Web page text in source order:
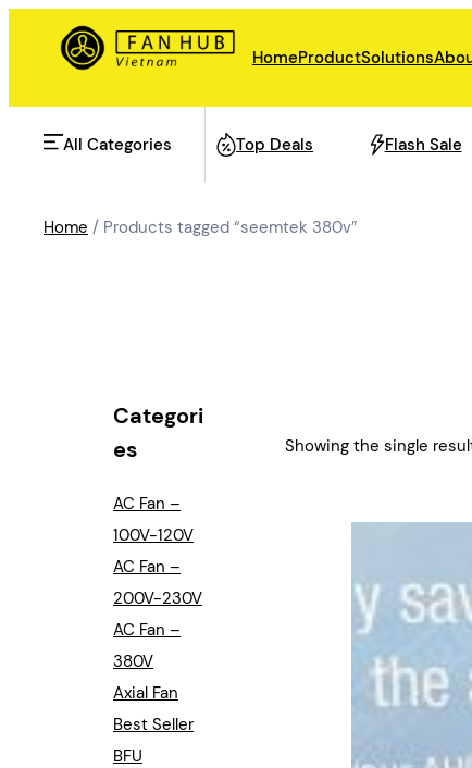
HomeProductSolutions
All Categories
AHU Fan
Refrigeration Fan
Industrial Automation
Cleanroom Fan
Air Purification
Cabinet Fan
Inverter Fan
Top Deals Flash Sale
Categori
es
AC Fan –
100V-120V
AC Fan –
200V-230V
AC Fan –
380V
Axial Fan
Best Seller
BFU
Home / Products tagged “seemtek 380v”
Showing the single